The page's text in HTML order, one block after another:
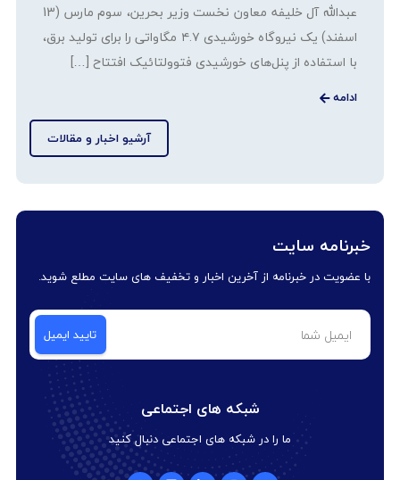
عبدالله آل خلیفه معاون نخست وزیر بحرین، سوم مارس (13
اسفند) یک نیروگاه خورشیدی ۴.۷ مگاواتی را برای تولید برق،
با استفاده از پنل‌های خورشیدی فتوولتائیک افتتاح […]
ادامه
آرشیو اخبار و مقالات
خبرنامه سایت
با عضویت در خبرنامه از آخرین اخبار و تخفیف های سایت مطلع شوید.
شبکه های اجتماعی
ما را در شبکه های اجتماعی دنبال کنید